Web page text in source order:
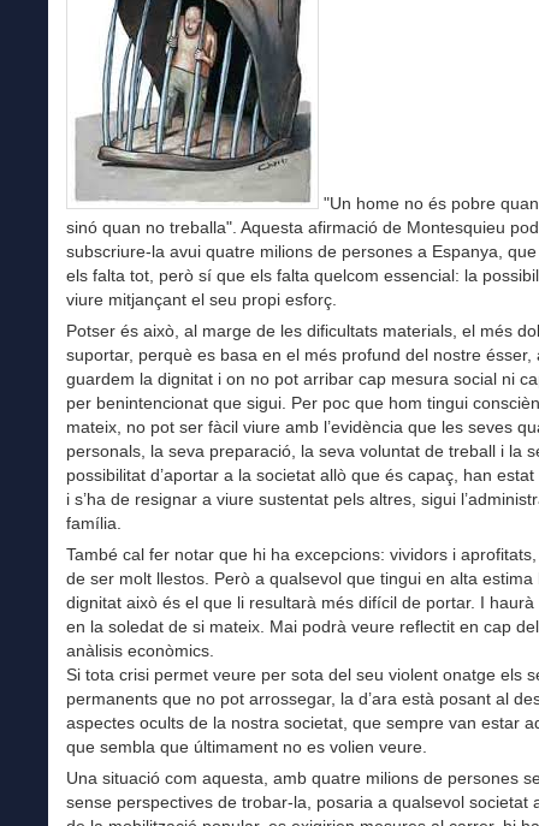
"Un home no és pobre
sinó quan no treballa". Aquesta afirmació de Montesquieu
subscriure-la avui quatre milions de persones a Espanya,
els falta tot, però sí que els falta quelcom essencial: la
viure mitjançant el seu propi esforç.
Potser és això, al marge de les dificultats materials, el més
suportar, perquè es basa en el més profund del nostre ésser,
guardem la dignitat i on no pot arribar cap mesura social ni
per benintencionat que sigui. Per poc que hom tingui
mateix, no pot ser fàcil viure amb l’evidència que les seves
personals, la seva preparació, la seva voluntat de treball i la
possibilitat d’aportar a la societat allò que és capaç, han
i s’ha de resignar a viure sustentat pels altres, sigui
família.
També cal fer notar que hi ha excepcions: vividors i
de ser molt llestos. Però a qualsevol que tingui en alta estima
dignitat això és el que li resultarà més difícil de portar. I haurà
en la soledat de si mateix. Mai podrà veure reflectit en cap
anàlisis econòmics.
Si tota crisi permet veure per sota del seu violent onatge els
permanents que no pot arrossegar, la d’ara està posant al
aspectes ocults de la nostra societat, que sempre van estar
que sembla que últimament no es volien veure.
Una situació com aquesta, amb quatre milions de persones
sense perspectives de trobar-la, posaria a qualsevol societat